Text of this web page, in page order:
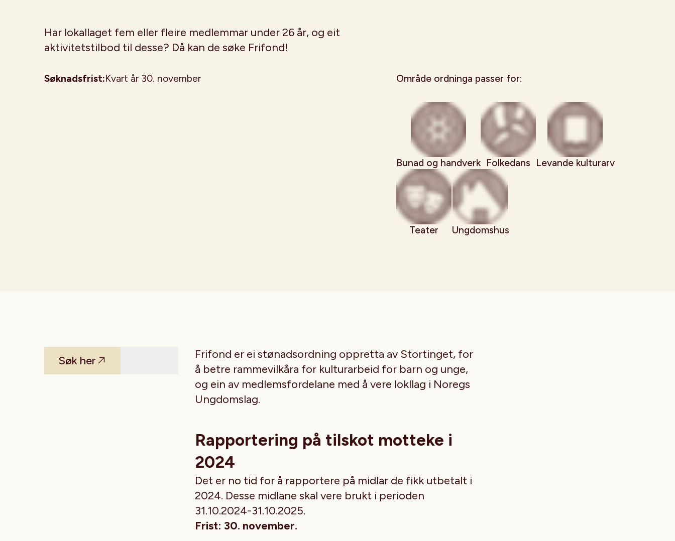
Har lokallaget fem eller fleire medlemmar under 26 år, og eit
aktivitetstilbod til desse? Då kan de søke Frifond!
Søknadsfrist:Kvart år 30. november Område ordninga passer for:
Bunad og handverk Folkedans Levande kulturarv
Teater Ungdomshus
Søk her
Frifond er ei stønadsordning oppretta av Stortinget, for
å betre rammevilkåra for kulturarbeid for barn og unge,
og ein av medlemsfordelane med å vere lokllag i Noregs
Ungdomslag.
Rapportering på tilskot motteke i
2024
Det er no tid for å rapportere på midlar de fikk utbetalt i
2024. Desse midlane skal vere brukt i perioden
31.10.2024-31.10.2025.
Frist: 30. november.